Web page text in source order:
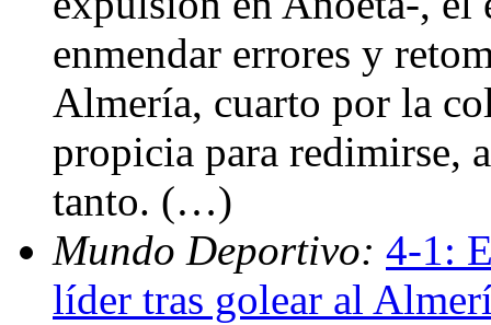
enmendar errores y
Almería, cuarto por la
propicia para redimirse,
tanto. (…)
Mundo Deportivo: 4-1:
líder tras golear al